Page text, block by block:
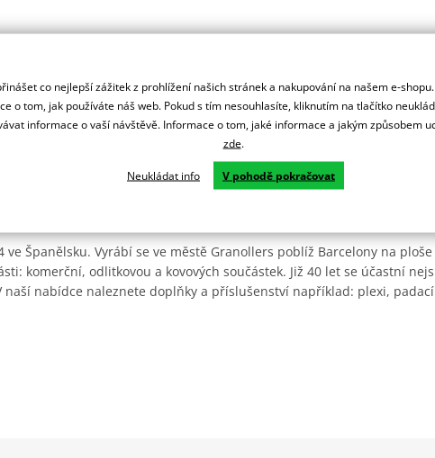
ve Španělsku. Vyrábí se ve městě Granollers poblíž Barcelony na ploše
komerční, odlitkovou a kovových součástek. Již 40 let se účastní
naší nabídce naleznete doplňky a příslušenství například: plexi,
co nejlepší zážitek z prohlížení našich stránek a nakupování na našem e-
o tom, jak používáte náš web. Pokud s tím nesouhlasíte, kliknutím na tlačítko
informace o vaší návštěvě. Informace o tom, jaké informace a jakým způsobem
zde.
Neukládat info V pohodě pokračovat